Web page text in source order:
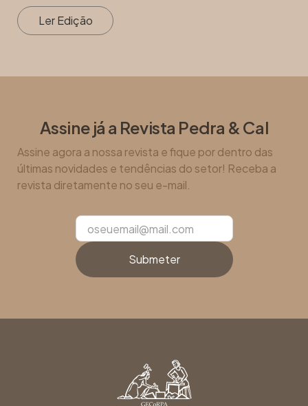
Ler Edição
Assine já a Revista Pedra & Cal
Assine agora a nossa revista e fique por dentro das
últimas novidades e tendências do setor! Receba a
revista diretamente no seu e-mail.